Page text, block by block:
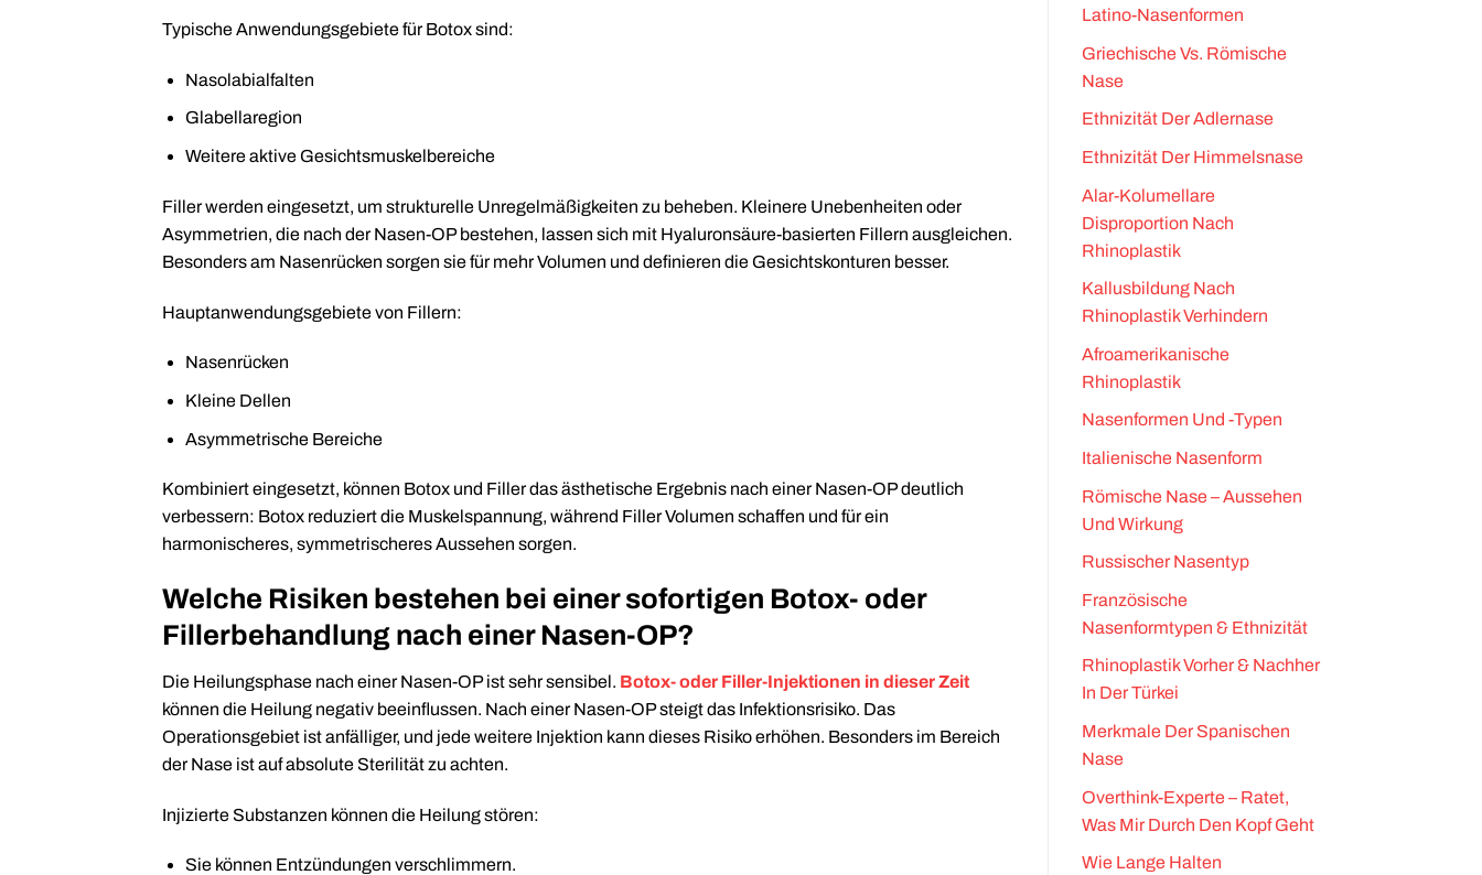
Typische Anwendungsgebiete für Botox sind:
Nasolabialfalten
Glabellaregion
Weitere aktive Gesichtsmuskelbereiche
Filler werden eingesetzt, um strukturelle Unregelmäßigkeiten zu beheben. Kleinere Unebenheiten oder
Asymmetrien, die nach der Nasen-OP bestehen, lassen sich mit Hyaluronsäure-basierten Fillern ausgleichen.
Besonders am Nasenrücken sorgen sie für mehr Volumen und definieren die Gesichtskonturen besser.
Hauptanwendungsgebiete von Fillern:
Nasenrücken
Kleine Dellen
Asymmetrische Bereiche
Kombiniert eingesetzt, können Botox und Filler das ästhetische Ergebnis nach einer Nasen-OP deutlich
verbessern: Botox reduziert die Muskelspannung, während Filler Volumen schaffen und für ein
harmonischeres, symmetrischeres Aussehen sorgen.
Welche Risiken bestehen bei einer sofortigen Botox- oder
Fillerbehandlung nach einer Nasen-OP?
Die Heilungsphase nach einer Nasen-OP ist sehr sensibel. Botox- oder Filler-Injektionen in dieser Zeit
können die Heilung negativ beeinflussen. Nach einer Nasen-OP steigt das Infektionsrisiko. Das
Operationsgebiet ist anfälliger, und jede weitere Injektion kann dieses Risiko erhöhen. Besonders im Bereich
der Nase ist auf absolute Sterilität zu achten.
Injizierte Substanzen können die Heilung stören:
Sie können Entzündungen verschlimmern.
Latino-Nasenformen
Griechische Vs. Römische
Nase
Ethnizität Der Adlernase
Ethnizität Der Himmelsnase
Alar-Kolumellare
Disproportion Nach
Rhinoplastik
Kallusbildung Nach
Rhinoplastik Verhindern
Afroamerikanische
Rhinoplastik
Nasenformen Und -Typen
Italienische Nasenform
Römische Nase – Aussehen
Und Wirkung
Russischer Nasentyp
Französische
Nasenformtypen & Ethnizität
Rhinoplastik Vorher & Nachher
In Der Türkei
Merkmale Der Spanischen
Nase
Overthink-Experte – Ratet,
Was Mir Durch Den Kopf Geht
Wie Lange Halten